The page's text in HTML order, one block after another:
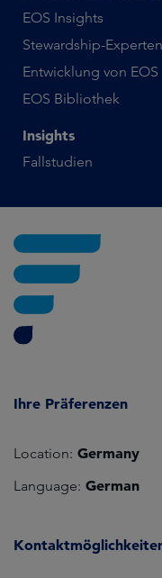
EOS Insights
Stewardship-Experten
Entwicklung von EOS
EOS Bibliothek
Insights
Fallstudien
Ihre Präferenzen
Location: Germany
Language: German